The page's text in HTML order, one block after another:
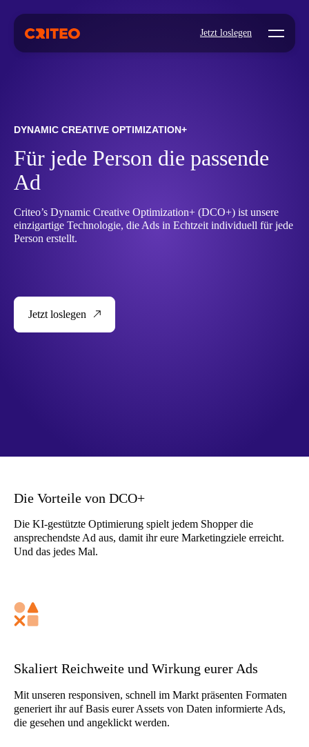
Jetzt loslegen Open
DYNAMIC CREATIVE OPTIMIZATION+
Für jede Person die passende
Ad
Criteo’s Dynamic Creative Optimization+ (DCO+) ist unsere
einzigartige Technologie, die Ads in Echtzeit individuell für jede
Person erstellt.
Jetzt loslegen
Die Vorteile von DCO+
Die KI-gestützte Optimierung spielt jedem Shopper die
ansprechendste Ad aus, damit ihr eure Marketingziele erreicht.
Und das jedes Mal.
Skaliert Reichweite und Wirkung eurer Ads
Mit unseren responsiven, schnell im Markt präsenten Formaten
generiert ihr auf Basis eurer Assets von Daten informierte Ads,
die gesehen und angeklickt werden.